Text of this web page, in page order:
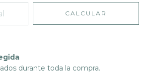
CALCULAR
durante toda la compra.